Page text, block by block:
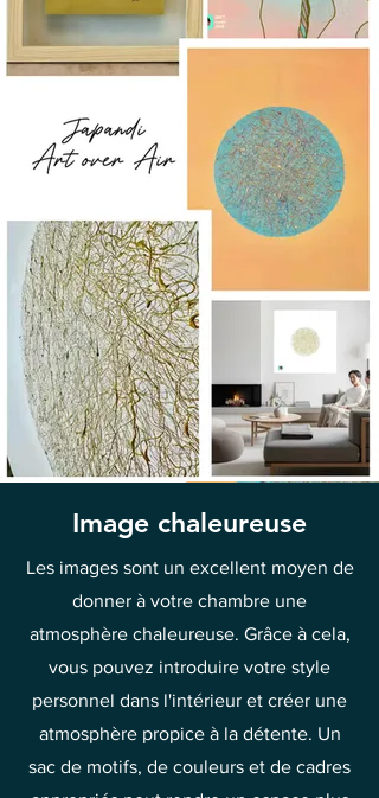
Image chaleureuse
Les images sont un excellent moyen de
donner à votre chambre une
atmosphère chaleureuse. Grâce à cela,
vous pouvez introduire votre style
personnel dans l'intérieur et créer une
atmosphère propice à la détente. Un
sac de motifs, de couleurs et de cadres